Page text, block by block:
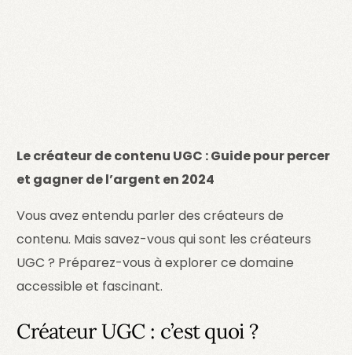
Le créateur de contenu UGC : Guide pour percer
et gagner de l’argent en 2024
Vous avez entendu parler des créateurs de
contenu. Mais savez-vous qui sont les créateurs
UGC ? Préparez-vous à explorer ce domaine
accessible et fascinant.
Créateur UGC : c’est quoi ?